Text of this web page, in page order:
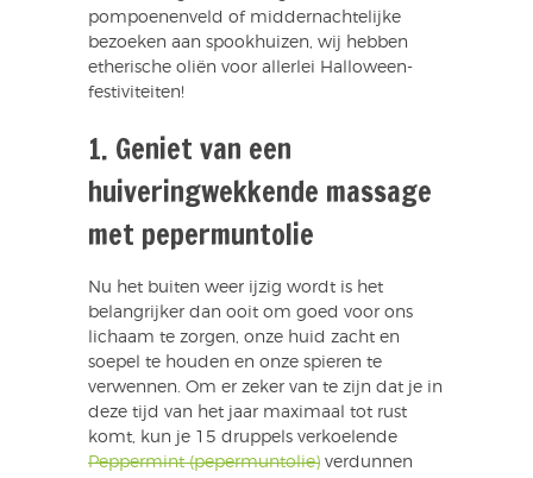
pompoenenveld of middernachtelijke
bezoeken aan spookhuizen, wij hebben
etherische oliën voor allerlei Halloween-
festiviteiten!
1. Geniet van een
huiveringwekkende massage
met pepermuntolie
Nu het buiten weer ijzig wordt is het
belangrijker dan ooit om goed voor ons
lichaam te zorgen, onze huid zacht en
soepel te houden en onze spieren te
verwennen. Om er zeker van te zijn dat je in
deze tijd van het jaar maximaal tot rust
komt, kun je 15 druppels verkoelende
Peppermint (pepermuntolie) verdunnen